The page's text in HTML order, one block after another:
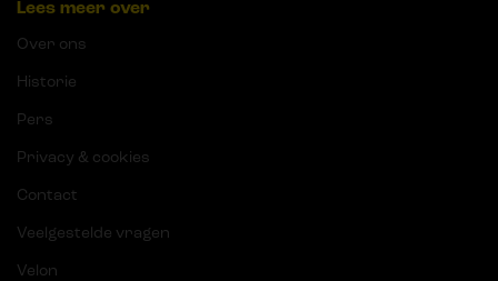
Lees meer over
Over ons
Historie
Pers
Privacy & cookies
Contact
Veelgestelde vragen
Velon